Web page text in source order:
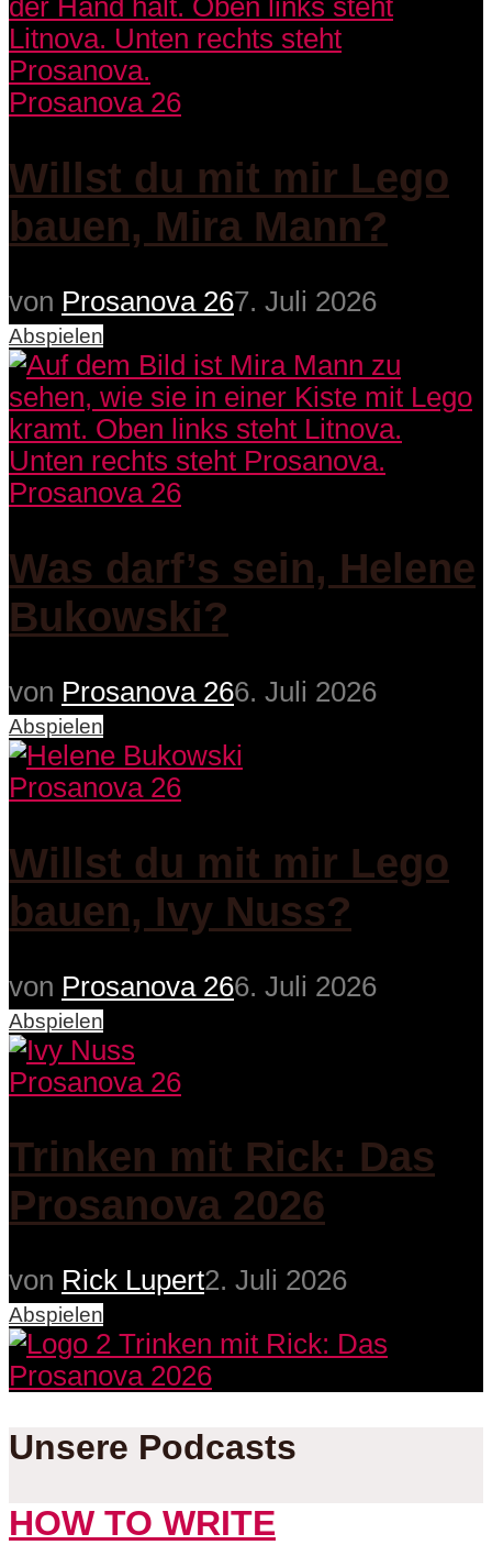
Prosanova 26
Willst du mit mir Lego
bauen, Mira Mann?
von Prosanova 267. Juli 2026
Abspielen
Prosanova 26
Was darf’s sein, Helene
Bukowski?
von Prosanova 266. Juli 2026
Abspielen
Prosanova 26
Willst du mit mir Lego
bauen, Ivy Nuss?
von Prosanova 266. Juli 2026
Abspielen
Prosanova 26
Trinken mit Rick: Das
Prosanova 2026
von Rick Lupert2. Juli 2026
Abspielen
Unsere Podcasts
HOW TO WRITE